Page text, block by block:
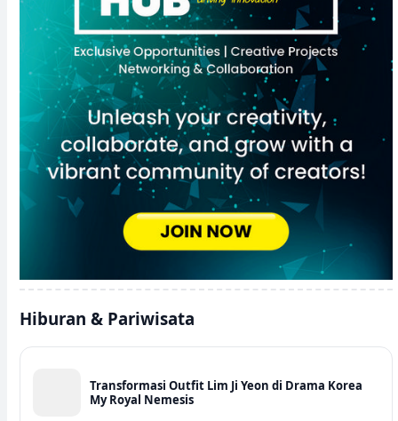
Hiburan & Pariwisata
Transformasi Outfit Lim Ji Yeon di Drama Korea
My Royal Nemesis